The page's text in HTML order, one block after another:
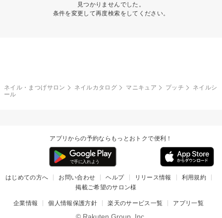
見つかりませんでした。
条件を変更して再度検索をしてください。
ネイル・まつげサロン ネイルカタログ マニキュア プッチ
ネイルシ
ール
アプリからの予約ならもっとおトクで便利！
はじめての方へ お問い合わせ ヘルプ リリース情報
利用規約
掲載ご希望のサロン様
企業情報 個人情報保護方針 楽天のサービス一覧 アプリ一覧